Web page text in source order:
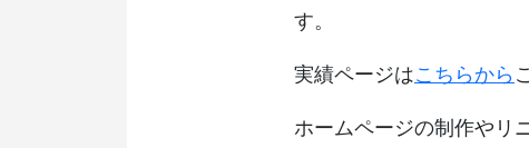
す。
実績ページはこちらから
ホームページの制作やリ